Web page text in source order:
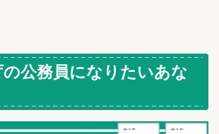
の公務員になりたいあな